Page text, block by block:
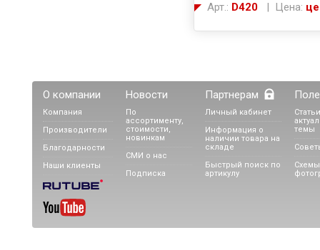
Арт.: D420 | Цена:
О компании
Компания
Производители
Благодарности
Наши клиенты
Новости
По
ассортименту,
стоимости,
новинкам
СМИ о нас
Подписка
Партнерам
Личный кабинет
Информация о
наличии товара на
складе
Быстрый поиск по
артикулу
темы